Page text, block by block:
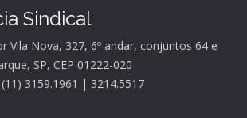
Sindical
Vila Nova, 327, 6º andar, conjuntos 64 e
SP, CEP 01222-020
3159.1961 | 3214.5517